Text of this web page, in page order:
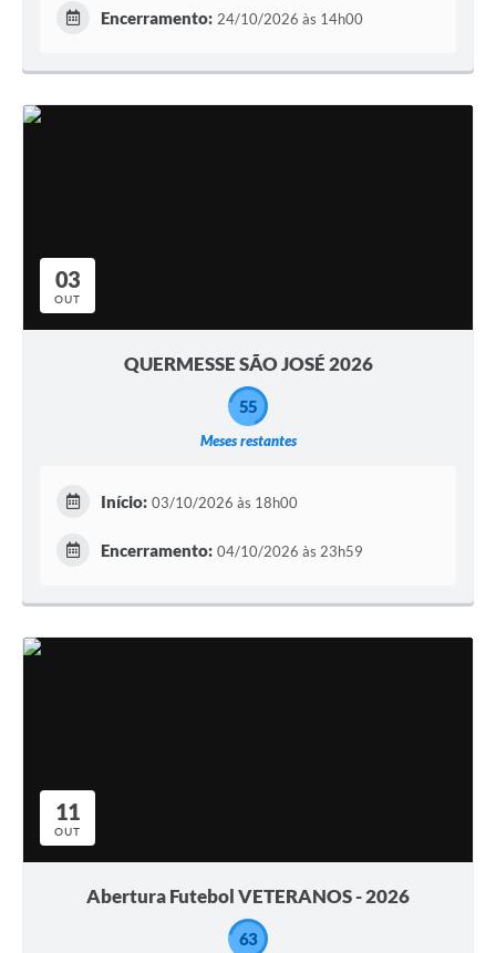
Encerramento: 24/10/2026 às 14h00
03
OUT
QUERMESSE SÃO JOSÉ 2026
Meses restantes
55
Início: 03/10/2026 às 18h00
Encerramento: 04/10/2026 às 23h59
11
OUT
Abertura Futebol VETERANOS - 2026
63